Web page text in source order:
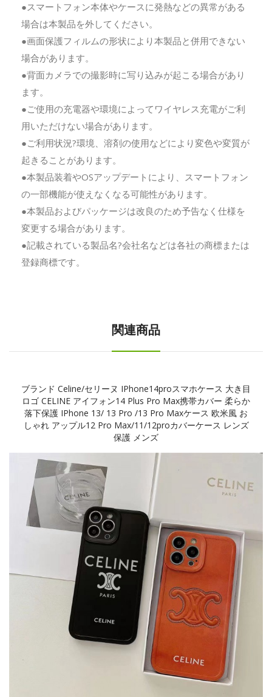
●スマートフォン本体やケースに発熱などの異常がある
場合は本製品を外してください。
●画面保護フィルムの形状により本製品と併用できない
場合があります。
●背面カメラでの撮影時に写り込みが起こる場合があり
ます。
●ご使用の充電器や環境によってワイヤレス充電がご利
用いただけない場合があります。
●ご利用状況?環境、溶剤の使用などにより変色や変質が
起きることがあります。
●本製品装着やOSアップデートにより、スマートフォン
の一部機能が使えなくなる可能性があります。
●本製品およびパッケージは改良のため予告なく仕様を
変更する場合があります。
●記載されている製品名?会社名などは各社の商標または
登録商標です。
関連商品
ブランド Celine/セリーヌ IPhone14proスマホケース 大き目
ロゴ CELINE アイフォン14 Plus Pro Max携帯カバー 柔らか
落下保護 IPhone 13/ 13 Pro /13 Pro Maxケース 欧米風 お
しゃれ アップル12 Pro Max/11/12proカバーケース レンズ
保護 メンズ